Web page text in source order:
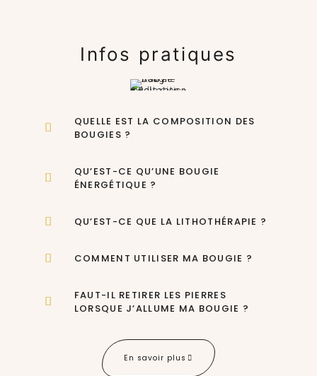
Infos pratiques
QUELLE EST LA COMPOSITION DES
BOUGIES ?
QU’EST-CE QU’UNE BOUGIE
ÉNERGÉTIQUE ?
QU’EST-CE QUE LA LITHOTHÉRAPIE ?
COMMENT UTILISER MA BOUGIE ?
FAUT-IL RETIRER LES PIERRES
LORSQUE J’ALLUME MA BOUGIE ?
En savoir plus